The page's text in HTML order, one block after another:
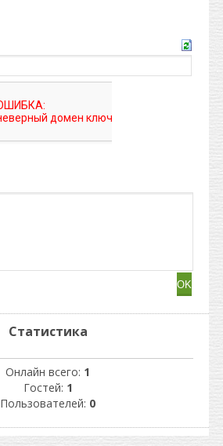
Статистика
Онлайн всего: 1
Гостей: 1
Пользователей: 0